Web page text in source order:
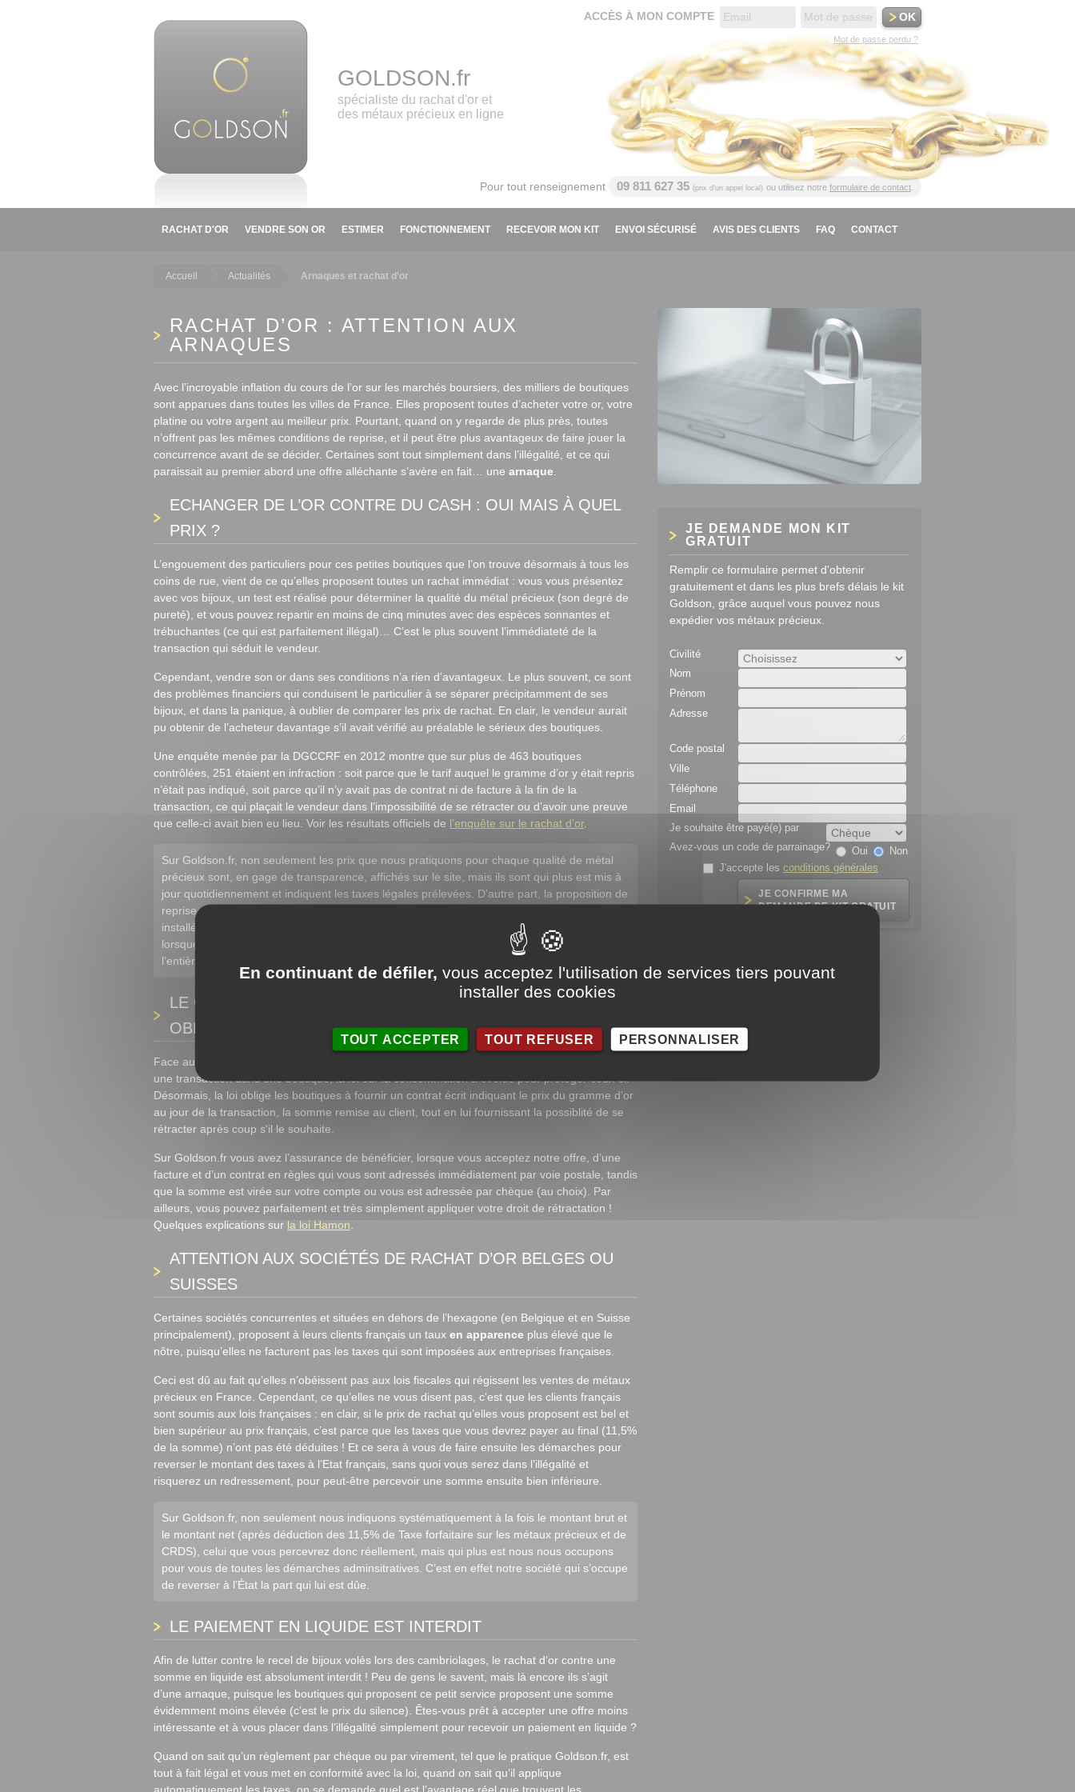
GOLDSON.fr
spécialiste du rachat d'or et
des métaux précieux en ligne
ACCÈS À MON COMPTE
Mot de passe perdu ?
Pour tout renseignement 09 811 627 35 (prix d'un appel local) ou utilisez notre formulaire de contact
RACHAT D'OR VENDRE SON OR ESTIMER FONCTIONNEMENT RECEVOIR MON KIT ENVOI SÉCURISÉ AVIS DES CLIENTS FAQ CONTACT
Accueil Actualités Arnaques et rachat d'or
RACHAT D’OR : ATTENTION AUX
ARNAQUES
Avec l’incroyable inflation du cours de l’or sur les marchés boursiers, des milliers de boutiques
sont apparues dans toutes les villes de France. Elles proposent toutes d’acheter votre or, votre
platine ou votre argent au meilleur prix. Pourtant, quand on y regarde de plus près, toutes
n’offrent pas les mêmes conditions de reprise, et il peut être plus avantageux de faire jouer la
concurrence avant de se décider. Certaines sont tout simplement dans l’illégalité, et ce qui
paraissait au premier abord une offre alléchante s’avère en fait… une arnaque
ECHANGER DE L’OR CONTRE DU CASH : OUI MAIS À QUEL
PRIX ?
L’engouement des particuliers pour ces petites boutiques que l’on trouve désormais à tous les
coins de rue, vient de ce qu’elles proposent toutes un rachat immédiat : vous vous présentez
avec vos bijoux, un test est réalisé pour déterminer la qualité du métal précieux (son degré de
pureté), et vous pouvez repartir en moins de cinq minutes avec des espèces sonnantes et
trébuchantes (ce qui est parfaitement illégal)… C’est le plus souvent l’immédiateté de la
transaction qui séduit le vendeur.
Cependant, vendre son or dans ses conditions n’a rien d’avantageux. Le plus souvent, ce sont
des problèmes financiers qui conduisent le particulier à se séparer précipitamment de ses
bijoux, et dans la panique, à oublier de comparer les prix de rachat. En clair, le vendeur aurait
pu obtenir de l’acheteur davantage s’il avait vérifié au préalable le sérieux des boutiques.
Une enquête menée par la DGCCRF en 2012 montre que sur plus de 463 boutiques
contrôlées, 251 étaient en infraction : soit parce que le tarif auquel le gramme d’or y était repris
n’était pas indiqué, soit parce qu’il n’y avait pas de contrat ni de facture à la fin de la
transaction, ce qui plaçait le vendeur dans l’impossibilité de se rétracter ou d’avoir une preuve
que celle-ci avait bien eu lieu. Voir les résultats officiels de l’enquête sur le rachat d’or.
Sur Goldson.fr, non seulement les prix que nous pratiquons pour chaque qualité de métal
précieux sont, en gage de transparence, affichés sur le site, mais ils sont qui plus est mis à
jour quotidiennement et indiquent les taxes légales prélevées. D’autre part, la proposition de
reprise qui vous est faite vous laisse parfaitement le temps d’effectuer, confortablement
installé derrière son ordinateur, une comparaison avec d’autres offres concurrentes. Enfin,
lorsque notre expert vous communique la montant proposé pour ses bijoux en or, vous avez
l’entière liberté de refuser cette offre et de demander le renvoi de ses bijoux.
LE CONTRAT ÉCRIT ET LE DÉLAI DE RÉTRACTATION SONT
OBLIGATOIRES
Face aux arnaques dont sont souvent victimes les vendeurs particuliers lorsqu’ils effectuent
une transaction dans une boutique, la loi sur la consommation a évolué pour protéger ceux-ci.
Désormais, la loi oblige les boutiques à fournir un contrat écrit indiquant le prix du gramme d’or
au jour de la transaction, la somme remise au client, tout en lui fournissant la possiblité de se
rétracter après coup s'il le souhaite.
Sur Goldson.fr vous avez l’assurance de bénéficier, lorsque vous acceptez notre offre, d’une
facture et d’un contrat en règles qui vous sont adressés immédiatement par voie postale, tandis
que la somme est virée sur votre compte ou vous est adressée par chèque (au choix). Par
ailleurs, vous pouvez parfaitement et très simplement appliquer votre droit de rétractation !
Quelques explications sur la loi Hamon
ATTENTION AUX SOCIÉTÉS DE RACHAT D’OR BELGES OU
SUISSES
Certaines sociétés concurrentes et situées en dehors de l’hexagone (en Belgique et en Suisse
principalement), proposent à leurs clients français un taux en apparence plus élevé que le
nôtre, puisqu’elles ne facturent pas les taxes qui sont imposées aux entreprises françaises.
Ceci est dû au fait qu’elles n’obéissent pas aux lois fiscales qui régissent les ventes de métaux
précieux en France. Cependant, ce qu’elles ne vous disent pas, c’est que les clients français
sont soumis aux lois françaises : en clair, si le prix de rachat qu’elles vous proposent est bel et
bien supérieur au prix français, c’est parce que les taxes que vous devrez payer au final (11,5%
de la somme) n’ont pas été déduites ! Et ce sera à vous de faire ensuite les démarches pour
reverser le montant des taxes à l’Etat français, sans quoi vous serez dans l’illégalité et
risquerez un redressement, pour peut-être percevoir une somme ensuite bien inférieure.
Sur Goldson.fr, non seulement nous indiquons systématiquement à la fois le montant brut et
le montant net (après déduction des 11,5% de Taxe forfaitaire sur les métaux précieux et de
CRDS), celui que vous percevrez donc réellement, mais qui plus est nous nous occupons
pour vous de toutes les démarches adminsitratives. C’est en effet notre société qui s’occupe
de reverser à l’État la part qui lui est dûe.
LE PAIEMENT EN LIQUIDE EST INTERDIT
Afin de lutter contre le recel de bijoux volés lors des cambriolages, le rachat d’or contre une
somme en liquide est absolument interdit ! Peu de gens le savent, mais là encore ils s’agit
d’une arnaque, puisque les boutiques qui proposent ce petit service proposent une somme
évidemment moins élevée (c’est le prix du silence). Êtes-vous prêt à accepter une offre moins
intéressante et à vous placer dans l’illégalité simplement pour recevoir un paiement en liquide ?
Quand on sait qu’un règlement par chèque ou par virement, tel que le pratique Goldson.fr, est
tout à fait légal et vous met en conformité avec la loi, quand on sait qu’il applique
JE DEMANDE MON KIT
GRATUIT
Remplir ce formulaire permet d'obtenir
gratuitement et dans les plus brefs délais le kit
Goldson, grâce auquel vous pouvez nous
expédier vos métaux précieux.
Civilité
Nom
Prénom
Adresse
Code postal
Ville
Téléphone
Email
Je souhaite être payé(e) par
Avez-vous un code de parrainage?
Oui
Non
J'accepte les conditions générales
En continuant de défiler, vous acceptez l'utilisation de services tiers pouvant
installer des cookies
TOUT ACCEPTER TOUT REFUSER PERSONNALISER